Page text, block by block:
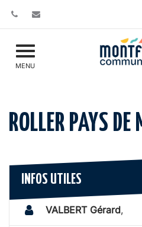
MENU
ROLLER PAYS DE
INFOS UTILES
VALBERT Gérard,